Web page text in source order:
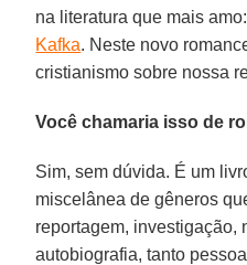
na literatura que mais
Kafka. Neste novo
cristianismo sobre nossa
Você chamaria isso de
Sim, sem dúvida. É um
miscelânea de gêneros
reportagem, investigação,
autobiografia, tanto